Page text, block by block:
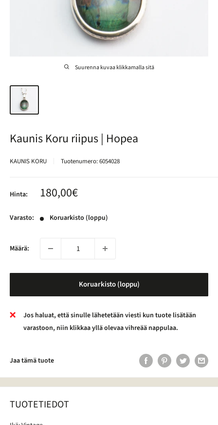
Suurenna kuvaa klikkamalla sitä
Kaunis Koru riipus | Hopea
KAUNIS KORU Tuotenumero:6054028
Hinta: Alennushinta
180,00€
Varasto: Koruarkisto (loppu)
Määrä:
Koruarkisto (loppu)
Jos haluat, että sinulle lähetetään viesti kun tuote lisätään
varastoon, niin klikkaa yllä olevaa vihreää nappulaa.
Jaa tämä tuote
TUOTETIEDOT